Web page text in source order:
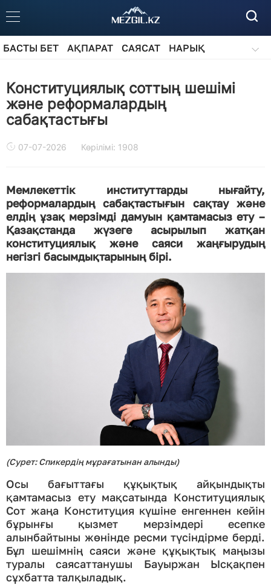
БАСТЫ БЕТ АҚПАРАТ САЯСАТ
НАРЫҚ
Конституциялық соттың шешімі
және реформалардың
сабақтастығы
07-07-2026 Көрілімі: 1908
Мемлекеттік институттарды нығайту,
реформалардың сабақтастығын сақтау және
елдің ұзақ мерзімді дамуын қамтамасыз ету –
Қазақстанда жүзеге асырылып жатқан
конституциялық және саяси жаңғырудың
негізгі басымдықтарының бірі.
(Сурет: Спикердің мұрағатынан алынды)
Осы бағыттағы құқықтық айқындықты
қамтамасыз ету мақсатында Конституциялық
Сот жаңа Конституция күшіне енгеннен кейін
бұрынғы қызмет мерзімдері есепке
алынбайтыны жөнінде ресми түсіндірме берді.
Бұл шешімнің саяси және құқықтық маңызы
туралы саясаттанушы Бауыржан Ысқақпен
сұхбатта талқыладық.